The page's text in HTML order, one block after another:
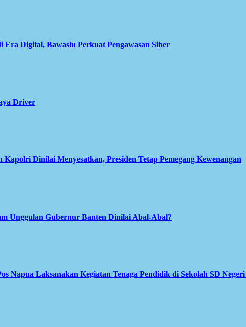
Digital, Bawaslu Perkuat Pengawasan Siber
Driver
Dinilai Menyesatkan, Presiden Tetap Pemegang Kewenangan
Unggulan Gubernur Banten Dinilai Abal-Abal?
Napua Laksanakan Kegiatan Tenaga Pendidik di Sekolah SD